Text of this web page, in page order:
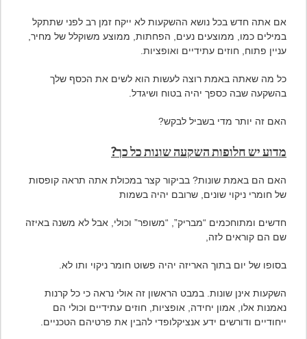
אם אתה חדש בכל נושא ההשקעות לא ייקח זמן רב לפני שתתקל
במילים כמו, ממוצעים נעים, הפחתות, ממוצע משוקלל של מחיר,
עניין פתוח, חוזים עתידיים ואופציות.
כל מה שאתה באמת רוצה לעשות הוא לשים את הכסף שלך
בהשקעה שבה כספך יהיה בטוח ושיגדל.
האם זה יותר מדי בשביל לבקש?
מדוע יש חלופות השקעה שונות כל כך?
האם הם באמת שונות? בביקור קצר במכולת אתה תראה קופסות
של חומרי ניקוי שונים, שרובם יהיה בשמות
חדשים ומתוחכמים “מבריק”, “משופר” וכולי, אבל לא משנה באיזה
שם הם קוראים לזה,
בסופו של יום בתוך האריזה יהיה פשוט חומר ניקוי ותו לא.
השקעות אינן שונות. במבט הראשון זה אולי נראה כי כל קרנות
נאמנות אלו, אמון יחידה, אופציות, חוזים עתידיים וכולי הם
ייחודיים ודורשים ידע אנציקלופדי להבין את פרטיהם הטכניים.